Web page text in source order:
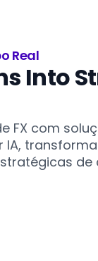
Real
Into
FX com
de